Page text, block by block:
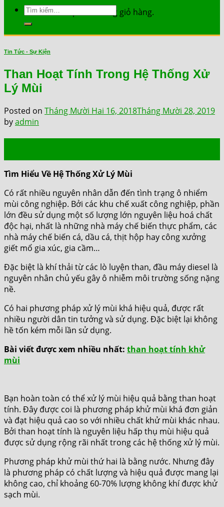
Chưa có sản phẩm trong giỏ hàng.
Tìm
kiếm:
Tin Tức - Sự Kiện
Than Hoạt Tính Trong Hệ Thống Xử
Lý Mùi
Posted on Tháng Mười Hai 16, 2018Tháng Mười 28, 2019
byadmin
Tìm Hiểu Về Hệ Thống Xử Lý Mùi
Có rất nhiều nguyên nhân dẫn đến tình trạng ô nhiểm
mùi công nghiệp. Bởi các khu chế xuất công nghiệp, phần
lớn đều sử dụng một số lượng lớn nguyên liệu hoá chất
độc hại, nhất là những nhà máy chế biến thực phẩm, các
nhà máy chế biến cá, dầu cá, thịt hộp hay công xưởng
giết mổ gia xúc, gia cầm…
Đặc biệt là khí thải từ các lò luyện than, đầu máy diesel là
nguyên nhân chủ yếu gây ô nhiễm môi trường sống nặng
nề.
Có hai phương pháp xử lý mùi khá hiệu quả, được rất
nhiều người dân tin tưởng và sử dụng. Đặc biệt lại không
hề tốn kém mỗi lần sử dụng.
Bài viết được xem nhiều nhất: than hoạt tính khử
mùi
Bạn hoàn toàn có thể xử lý mùi hiệu quả bằng than hoạt
tính. Đây được coi là phương pháp khử mùi khá đơn giản
và đạt hiệu quả cao so với nhiều chất khử mùi khác nhau.
Bởi than hoạt tính là nguyên liệu hấp thụ mùi hiệu quả
được sử dụng rộng rãi nhất trong các hệ thống xử lý mùi.
Phương pháp khử mùi thứ hai là bằng nước. Nhưng đây
là phương pháp có chất lượng và hiệu quả được mang lại
không cao, chỉ khoảng 60-70% lượng không khí được khử
sạch mùi.